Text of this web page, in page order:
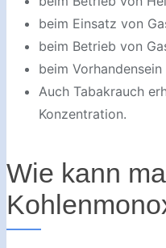
beim Einsatz von
beim Betrieb von
beim
Auch Tabakrauch
Konzentration.
Wie kann